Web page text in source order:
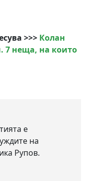
>>> Колан
7 неща, на които
е
на
Рупов.